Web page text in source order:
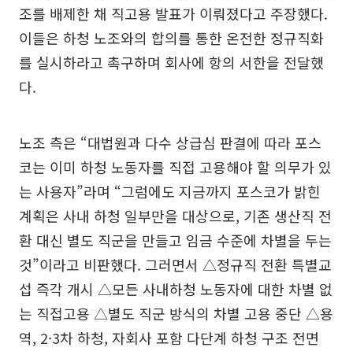
조를 배제한 채 직고용 발표가 이뤄졌다고 주장했다.
이들은 하청 노조와의 합의를 통한 온전한 정규직화
를 실시하라고 촉구하며 회사에 항의 서한을 전달했
다.
노조 측은 “대법원과 다수 상급심 판결에 따라 포스
코는 이미 하청 노동자를 직접 고용해야 할 의무가 있
는 사용자”라며 “그럼에도 지금까지 포스코가 밝힌
계획은 사내 하청 일부만을 대상으로, 기존 생산직 전
환 대신 별도 직군을 만들고 임금 수준에 차별을 두는
것”이라고 비판했다. 그러면서 △정규직 전환 특별교
섭 즉각 개시 △모든 사내하청 노동자에 대한 차별 없
는 직접고용 △별도 직군 방식의 차별 고용 중단 △용
역, 2·3차 하청, 자회사 포함 다단계 하청 구조 전면